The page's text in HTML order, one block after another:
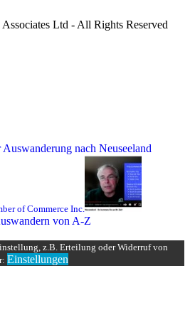
Ltd - All Rights Reserved
nach Neuseeland
of Commerce Inc.
von A-Z
z.B. Erteilung oder Widerruf von
Einstellungen